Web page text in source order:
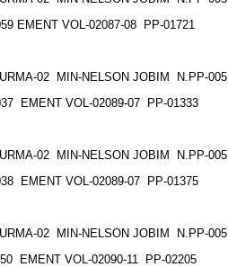
EMENT VOL-02087-08 PP-01721
02 MIN-NELSON JOBIM
N.PP-005
EMENT VOL-02089-07 PP-01333
02 MIN-NELSON JOBIM
N.PP-005
EMENT VOL-02089-07 PP-01375
02 MIN-NELSON JOBIM
N.PP-005
EMENT VOL-02090-11
PP-02205